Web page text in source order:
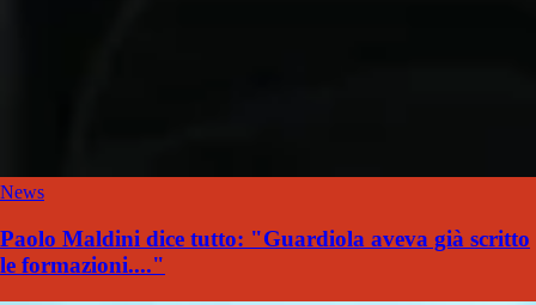
News
Paolo Maldini dice tutto: "Guardiola aveva già scritto
le formazioni...."